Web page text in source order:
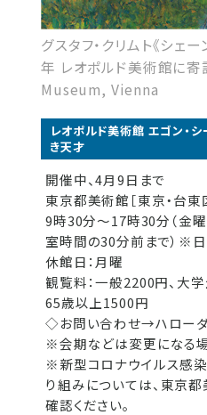
グスタフ・クリムト《シェ
年 レオポルド美術館に寄
Museum, Vienna
レオポルド美術館 エゴン・
き天才
開催中、4月9日まで
東京都美術館［東京・台東
9時30分～17時30分（金
室時間の30分前まで）※
休館日：月曜
観覧料：一般2200円、大
65歳以上1500円
◇お問い合わせ→ハロー
※会期などは変更になる場
※新型コロナウイルス感
り組みについては、東京
確認ください。